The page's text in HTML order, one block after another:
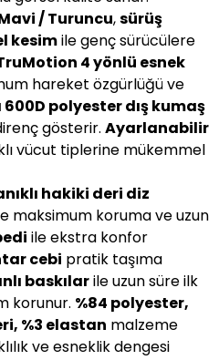
/ Turuncu,sürüş
kesimile genç sürücülere
4 yönlü esnek
hareket özgürlüğü ve
600D polyester dış kumaş
gösterir. Ayarlanabilir
vücut tiplerine mükemmel
hakiki deri diz
maksimum koruma ve uzun
ile ekstra konfor
cebi pratik taşıma
baskılarile uzun süre ilk
korunur. %84 polyester,
%3 elastan malzeme
ve esneklik dengesi